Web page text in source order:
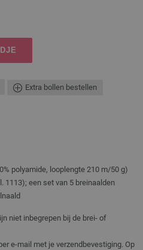
Extra bollen bestellen
polyamide, looplengte 210 m/50 g)
1113); een set van 5 breinaalden
niet inbegrepen bij de brei- of
e-mail met je verzendbevestiging. Op